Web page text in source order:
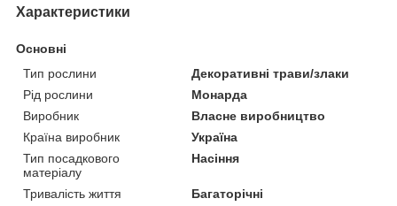
Характеристики
Основні
Тип рослини
Декоративні трави/злаки
Рід рослини
Монарда
Виробник
Власне виробництво
Країна виробник
Україна
Тип посадкового
матеріалу
Насіння
Тривалість життя
Багаторічні